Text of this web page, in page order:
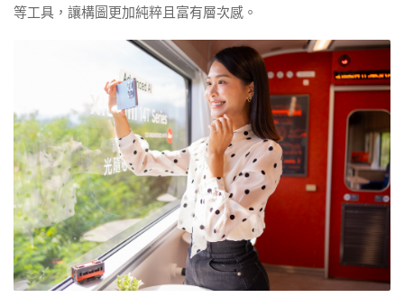
等工具，讓構圖更加純粹且富有層次感。